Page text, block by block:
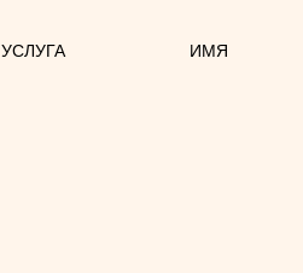
УСЛУГА ИМЯ